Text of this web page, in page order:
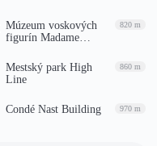
Múzeum voskových
figurín Madame
820 m
Mestský park High
Line
860 m
Condé Nast Building 970 m